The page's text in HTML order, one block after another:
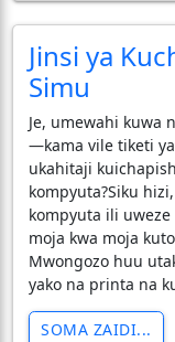
Jinsi ya
Simu
Je, umewahi kuwa
—kama vile tiketi
ukahitaji
kompyuta? ​Siku
kompyuta ili
moja kwa moja
Mwongozo huu
yako na printa na
SOMA ZAIDI...